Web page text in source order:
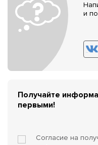
и
Получайте
первыми!
Согласие на